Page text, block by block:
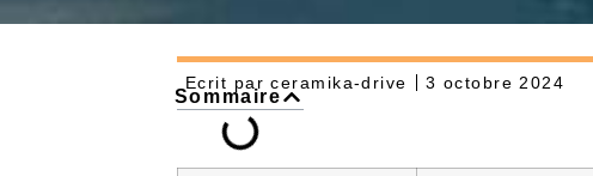
Ecrit par ceramika-drive 3 octobre 2024
Sommaire